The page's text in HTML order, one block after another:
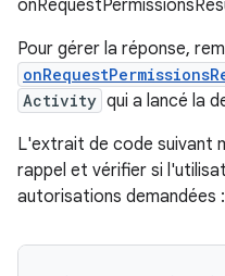
Pour gérer la réponse,
Activity qui a lancé la
L'extrait de code suivant
rappel et vérifier si
autorisations demandées :